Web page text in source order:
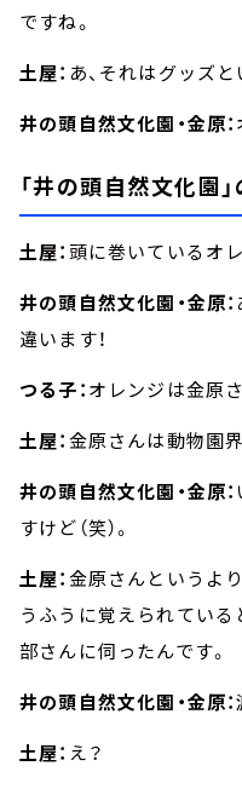
ですね。
土屋： あ、それはグッズ
井の頭自然文化園・金原：
「井の頭自然文化園
土屋：頭に巻いているオ
井の頭自然文化園・金原：
違います！
つる子：オレンジは金原
土屋：金原さんは動物園
井の頭自然文化園・金原：
すけど（笑）。
土屋：金原さんというよ
うふうに覚えられている
部さんに伺ったんです。
井の頭自然文化園・金原：
土屋： え？